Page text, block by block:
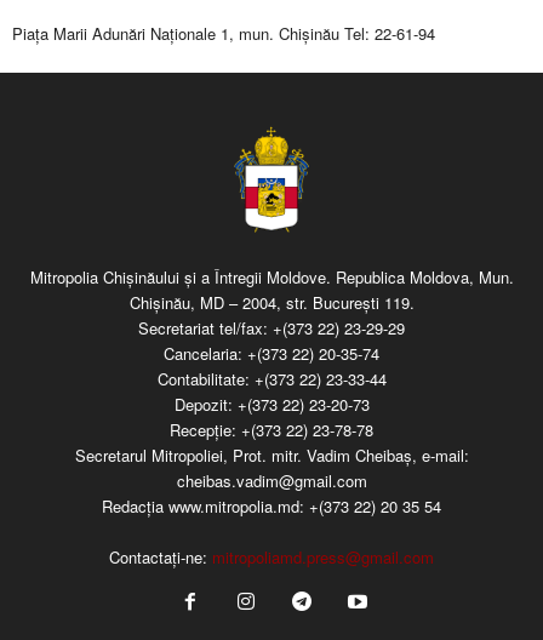
Piaţa Marii Adunări Naţionale 1, mun. Chişinău Tel: 22-61-94
Mitropolia Chişinăului şi a Întregii Moldove. Republica Moldova, Mun.
Chişinău, MD – 2004, str. Bucureşti 119.
Secretariat tel/fax: +(373 22) 23-29-29
Cancelaria: +(373 22) 20-35-74
Contabilitate: +(373 22) 23-33-44
Depozit: +(373 22) 23-20-73
Recepţie: +(373 22) 23-78-78
Secretarul Mitropoliei, Prot. mitr. Vadim Cheibaş, e-mail:
cheibas.vadim@gmail.com
Redacția www.mitropolia.md: +(373 22) 20 35 54
Contactați-ne: mitropoliamd.press@gmail.com